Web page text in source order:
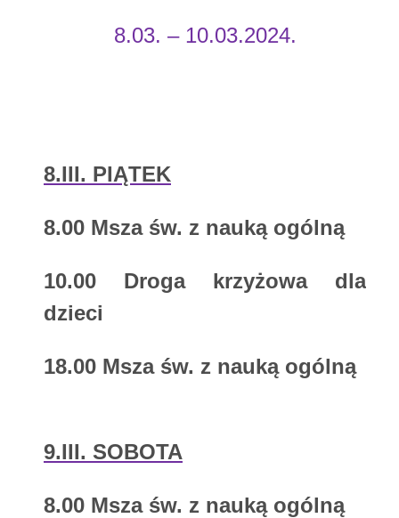
8.03. – 10.03.2024.
8.III. PIĄTEK
8.00 Msza św. z nauką ogólną
10.00 Droga krzyżowa dla
dzieci
18.00 Msza św. z nauką ogólną
9.III. SOBOTA
8.00 Msza św. z nauką ogólną